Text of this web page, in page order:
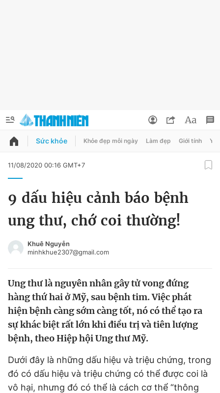
QUẢNG CÁO ĐẶT BÁO
Chuyên mục
Chào ngày mới
Tin thị trường Tin 360
Video Magazine
Tiện ích Bạn cần biết
Đổi mật khẩu
Tin đã lưu
Tin đã xem
Sức khỏe Khỏe đẹp mỗi ngày Làm đẹp Giới tính Y
11/08/2020 00:16 GMT+7
9 dấu hiệu cảnh báo bệnh
ung thư, chớ coi thường!
Khuê Nguyễn
minhkhue2307@gmail.com
Ung thư là nguyên nhân gây tử vong đứng
hàng thứ hai ở Mỹ, sau bệnh tim. Việc phát
hiện bệnh càng sớm càng tốt, nó có thể tạo ra
sự khác biệt rất lớn khi điều trị và tiên lượng
bệnh, theo Hiệp hội Ung thư Mỹ.
Dưới đây là những dấu hiệu và triệu chứng, trong
đó có dấu hiệu và triệu chứng có thể được coi là
vô hại, nhưng đó có thể là cách cơ thể “thông